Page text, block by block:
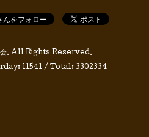
. All Rights Reserved.
11541 / Total: 3302334